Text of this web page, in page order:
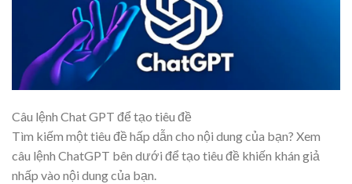
Câu lệnh Chat GPT để tạo tiêu đề
Tìm kiếm một tiêu đề hấp dẫn cho nội dung của bạn? Xem
câu lệnh ChatGPT bên dưới để tạo tiêu đề khiến khán giả
nhấp vào nội dung của bạn.